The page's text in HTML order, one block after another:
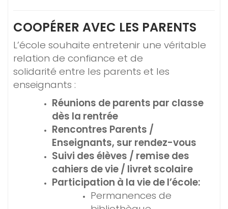
COOPÉRER AVEC LES PARENTS
L’école souhaite entretenir une véritable
relation de confiance et de
solidarité entre les parents et les
enseignants :
Réunions de parents par classe
dès la rentrée
Rencontres Parents /
Enseignants, sur rendez-vous
Suivi des élèves / remise des
cahiers de vie / livret scolaire
Participation à la vie de l’école:
Permanences de